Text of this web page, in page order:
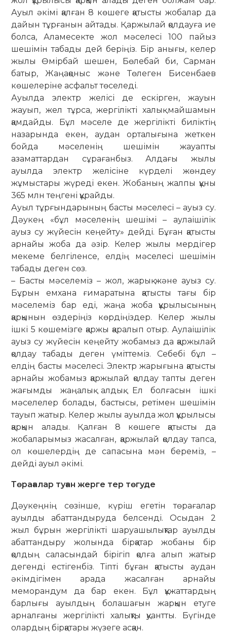
Ауыл әкімі қалған 8 көшеге қатысты жобалар да
дайын тұрғанын айтады. Қаржылай қолдауға ие
болса, Аламесекте жол мәселесі 100 пайыз
шешімін табады дей беріңіз. Бір анығы, келер
жылы Өмірбай шешен, Бөлебай би, Сарман
батыр, Жаңақоныс және Төлеген Бисенбаев
көшелеріне асфальт төселеді.
Ауылда электр желісі де ескірген, жауын
жауып, жел тұрса, жергілікті халық майшамын
қамдайды. Бұл мәселе де жергілікті биліктің
назарында екен, аудан орталығына жеткен
бойда мәселенің ше­ші­мін жауапты
азаматтардан сұра­ғанбыз. Алдағы жылы
ауылда электр желісіне күрделі жөндеу
жұмыстары жүреді екен. Жобаның жалпы құны
365 млн теңгені құрайды.
Ауыл тұрғындарының басты мәселесі – ауыз су.
Дәукең «бұл мәселенің шешімі – аулаішілік
ауыз су жүйесін кеңейту» дейді. Бұған қатысты
арнайы жоба да әзір. Келер жылы мердігер
мекеме белгіленсе, елдің мәселесі шешімін
табады деген сөз.
– Басты мәселеміз – жол, жарық және ауыз су.
Бұрын емхана ғимаратына қатыс­ты тағы бір
мәселеміз бар еді, жаңа жоба құрылысының
қарқынын өздеріңіз көрдіңіздер. Келер жылы
ішкі 5 көшемізге қаржы қаралып отыр. Аулаішілік
ауыз су жүйесін кеңейту жобамыз да қаржылай
қолдау табады деген үміттеміз. Себебі бұл –
елдің басты мәселесі. Электр жары­ғына қатысты
арнайы жобамыз қаржылай қолдау тапты деген
жағымды жаңалық алдық. Ел болғасын ішкі
мәселелер болады, бастысы, ретімен шешімін
тауып жатыр. Келер жылы ауылда жол құрылысы
қарқын алады. Қалған 8 көшеге қатысты да
жобаларымыз жасалған, қаржылай қолдау тапса,
ол көшелердің де сапасына мән береміз, –
дейді ауыл әкімі.
Төрағалар туған жерге тер төгуде
Дәукеңнің сөзінше, күріш егетін төра­­­ғалар
ауылды абаттандыруда бел­сенді. Осыдан 2
жыл бұрын жергілікті шаруа­шылықтар ауылды
абаттандыру жолында бірқатар жобаны бір
қолдың сала­сындай бірігіп қолға алып жатыр
дегенді естігенбіз. Тіпті бұған қатысты ау­дан
әкімдігімен арада жасалған арнайы
меморандум да бар екен. Бұл құжат­тар­дың
барлығы ауылдың бола­шағын жар­қын етуге
арналғаны жергілікті халық­ты қуантты. Бүгінде
олардың бірқатары жүзеге асқан.